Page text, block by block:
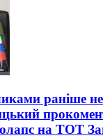
раніше
на ТОТ